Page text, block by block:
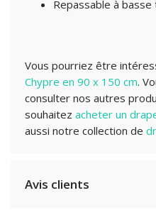
Repassable à
Vous pourriez être
Chypre en 90 x 150 cm.
consulter nos autres
souhaitez acheter un
aussi notre collection de
Avis clients